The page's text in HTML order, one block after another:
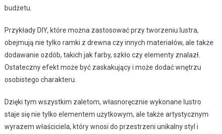
budżetu.
Przykłady DIY, które można zastosować przy tworzeniu lustra,
obejmują nie tylko ramki z drewna czy innych materiałów, ale także
dodawanie ozdób, takich jak farby, szkło czy elementy znalazł.
Ostateczny efekt może być zaskakujący i może dodać wnętrzu
osobistego charakteru.
Dzięki tym wszystkim zaletom, własnoręcznie wykonane lustro
staje się nie tylko elementem użytkowym, ale także artystycznym
wyrazem właściciela, który wnosi do przestrzeni unikalny styl i